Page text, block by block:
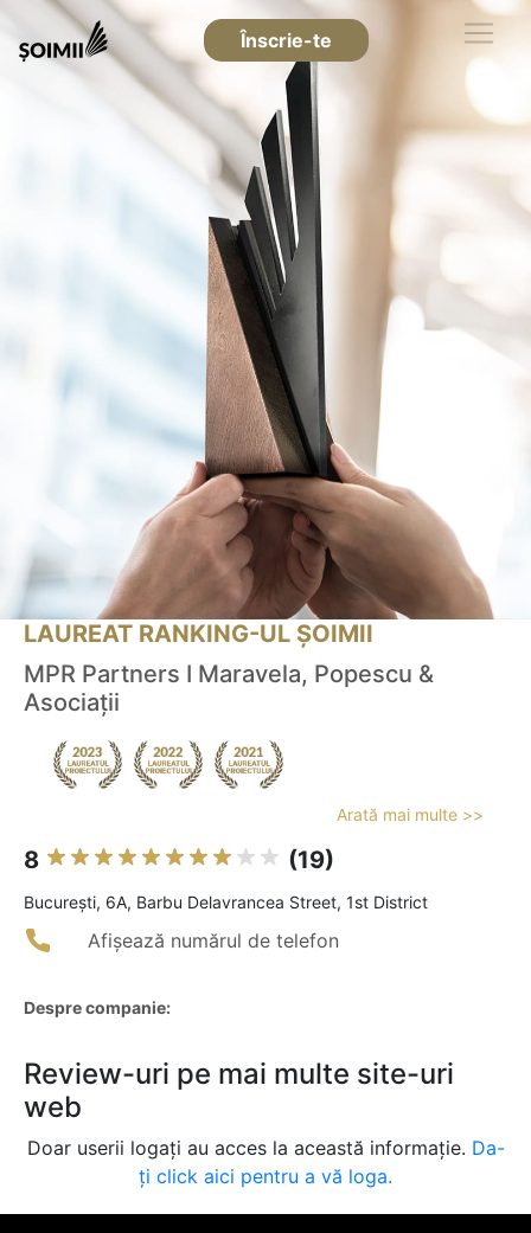
Înscrie-te
LAUREAT RANKING-UL ȘOIMII
MPR Partners I Maravela, Popescu &
Asociații
Arată mai multe >>
8 (19)
Bucureşti, 6A, Barbu Delavrancea Street, 1st District
Afișează numărul de telefon
Despre companie:
Review-uri pe mai multe site-uri
web
Doar userii logați au acces la această informație. Da-
ți click aici pentru a vă loga.